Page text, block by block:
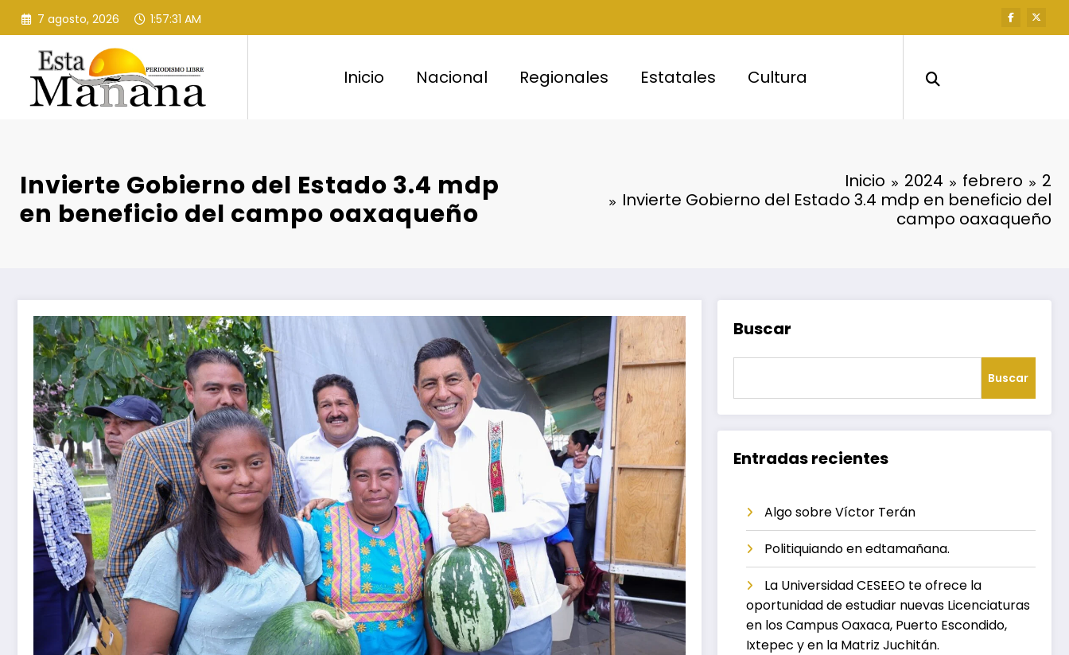
Saltar
contenido
7 agosto, 2026 1:57:32 AM
Inicio Nacional Regionales Estatales Cultura
Invierte Gobierno del Estado 3.4 mdp
en beneficio del campo oaxaqueño
Inicio 2024 febrero
2
Invierte Gobierno del Estado 3.4 mdp en beneficio del
campo oaxaqueño
Buscar
Buscar
Entradas recientes
Algo sobre Víctor Terán
Politiquiando en edtamañana.
La Universidad CESEEO te ofrece la
oportunidad de estudiar nuevas Licenciaturas
en los Campus Oaxaca, Puerto Escondido,
Ixtepec y en la Matriz Juchitán.